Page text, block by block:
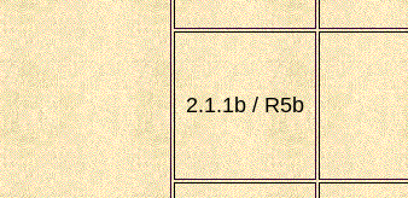
2.1.1b / R5b